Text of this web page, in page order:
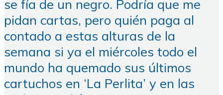
se fía de un negro. Podría que me
pidan cartas, pero quién paga al
contado a estas alturas de la
semana si ya el miércoles todo el
mundo ha quemado sus últimos
cartuchos en ‘La Perlita’ y en las